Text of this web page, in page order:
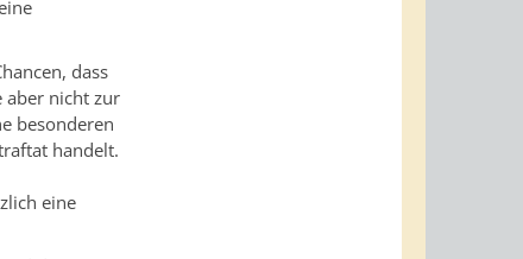
dass
aber nicht zur
besonderen
handelt.
eine